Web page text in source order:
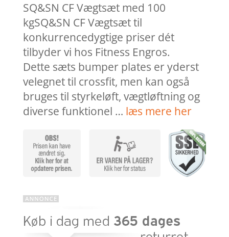
SQ&SN CF Vægtsæt med 100
kgSQ&SN CF Vægtsæt til
konkurrencedygtige priser dét
tilbyder vi hos Fitness Engros.
Dette sæts bumper plates er yderst
velegnet til crossfit, men kan også
bruges til styrkeløft, vægtløftning og
diverse funktionel … læs mere her